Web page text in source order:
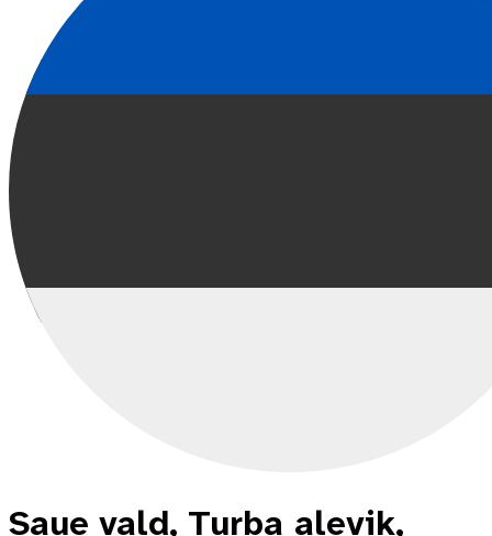
Saue vald, Turba alevik,